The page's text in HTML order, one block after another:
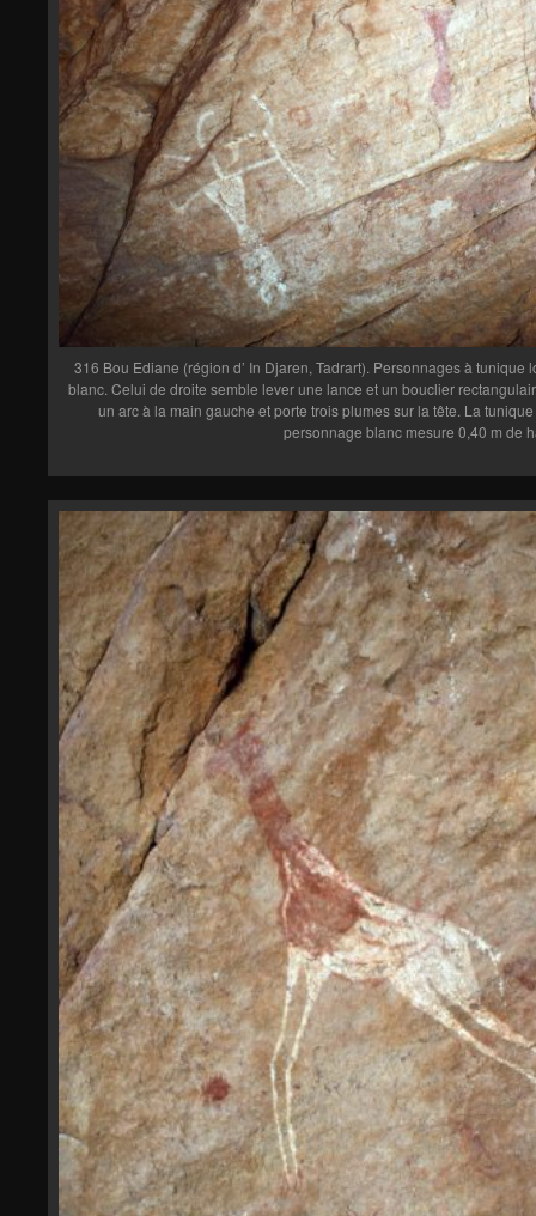
316 Bou Ediane (région d’ In Djaren, Tadrart). Personnages à
blanc. Celui de droite semble lever une lance et un bouclier
un arc à la main gauche et porte trois plumes sur la tête. La
personnage blanc mesure 0,40 m de